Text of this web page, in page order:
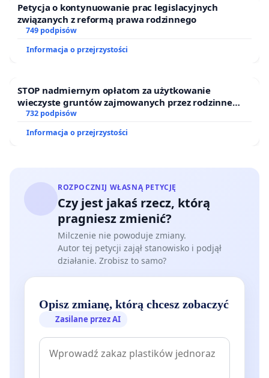
Petycja o kontynuowanie prac legislacyjnych
związanych z reformą prawa rodzinnego
749 podpisów
Informacja o przejrzystości
STOP nadmiernym opłatom za użytkowanie
wieczyste gruntów zajmowanych przez rodzinne
ogrody działkowe.
732 podpisów
Informacja o przejrzystości
ROZPOCZNIJ WŁASNĄ PETYCJĘ
Czy jest jakaś rzecz, którą
pragniesz zmienić?
Milczenie nie powoduje zmiany.
Autor tej petycji zajął stanowisko i podjął
działanie. Zrobisz to samo?
Opisz zmianę, którą chcesz zobaczyć
Zasilane przez AI